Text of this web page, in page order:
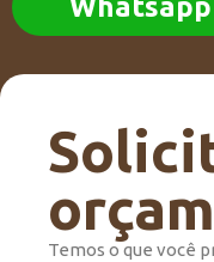
Whatsapp
Temos o que você